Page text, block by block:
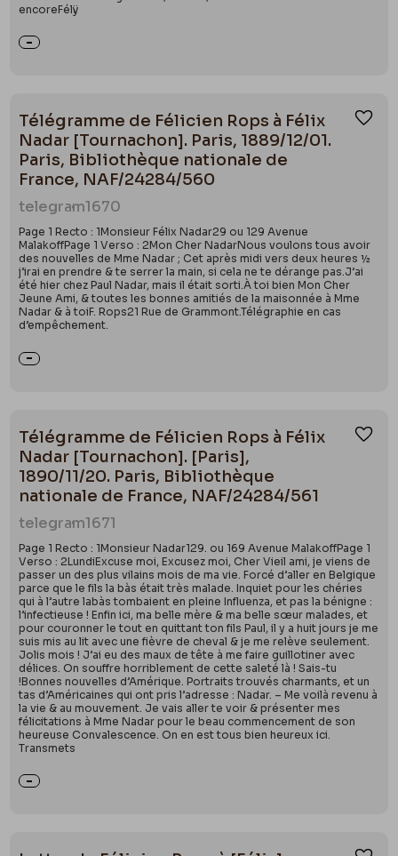
encoreFélÿ
Télégramme de Félicien Rops à Félix
Nadar [Tournachon]. Paris, 1889/12/01.
Paris, Bibliothèque nationale de
France, NAF/24284/560
telegram1670
Page 1 Recto : 1Monsieur Félix Nadar29 ou 129 Avenue
MalakoffPage 1 Verso : 2Mon Cher NadarNous voulons tous avoir
des nouvelles de Mme Nadar ; Cet après midi vers deux heures ½
j’irai en prendre & te serrer la main, si cela ne te dérange pas.J’ai
été hier chez Paul Nadar, mais il était sorti.À toi bien Mon Cher
Jeune Ami, & toutes les bonnes amitiés de la maisonnée à Mme
Nadar & à toiF. Rops21 Rue de Grammont.Télégraphie en cas
d’empêchement.
Télégramme de Félicien Rops à Félix
Nadar [Tournachon]. [Paris],
1890/11/20. Paris, Bibliothèque
nationale de France, NAF/24284/561
telegram1671
Page 1 Recto : 1Monsieur Nadar129. ou 169 Avenue MalakoffPage 1
Verso : 2LundiExcuse moi, Excusez moi, Cher Vieil ami, je viens de
passer un des plus vilains mois de ma vie. Forcé d’aller en Belgique
parce que le fils la bàs était très malade. Inquiet pour les chéries
qui à l’autre labàs tombaient en pleine Influenza, et pas la bénigne :
l’infectieuse ! Enfin ici, ma belle mère & ma belle sœur malades, et
pour couronner le tout en quittant ton fils Paul, il y a huit jours je me
suis mis au lit avec une fièvre de cheval & je me relève seulement.
Jolis mois ! J’ai eu des maux de tête à me faire guillotiner avec
délices. On souffre horriblement de cette saleté là ! Sais-tu
!Bonnes nouvelles d’Amérique. Portraits trouvés charmants, et un
tas d’Américaines qui ont pris l’adresse : Nadar. – Me voilà revenu à
la vie & au mouvement. Je vais aller te voir & présenter mes
félicitations à Mme Nadar pour le beau commencement de son
heureuse Convalescence. On en est tous bien heureux ici.
Transmets